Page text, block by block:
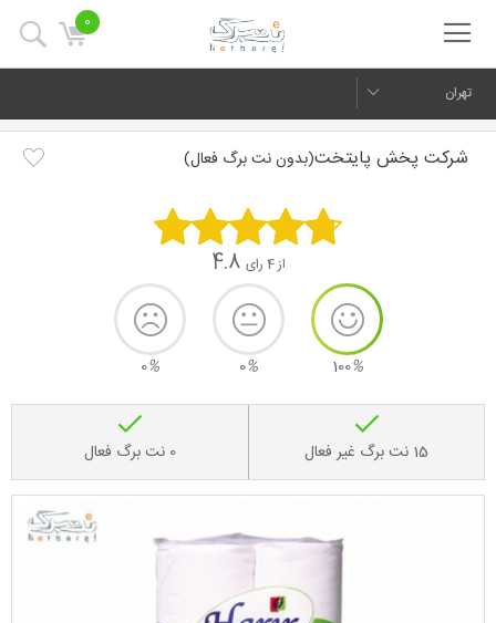
0
تهران
شرکت پخش پایتخت(بدون نت برگ فعال)
از 4 رای 4.8
100%
0%
0%
15 نت برگ غیر فعال 0 نت برگ فعال